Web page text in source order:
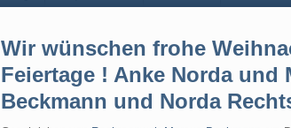
Wir wünschen frohe
Feiertage ! Anke Norda und
Beckmann und Norda